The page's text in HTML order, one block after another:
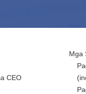
CEO
Mga